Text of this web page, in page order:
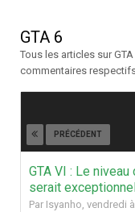
GTA 6
Tous les articles sur
commentaires
PRÉCÉDENT
GTA VI : Le
serait
Par Isyanho, vendredi